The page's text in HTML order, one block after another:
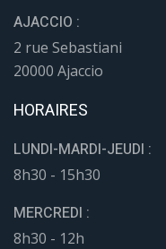
AJACCIO :
2 rue Sebastiani
20000 Ajaccio
HORAIRES
LUNDI-MARDI-JEUDI :
8h30 - 15h30
MERCREDI :
8h30 - 12h